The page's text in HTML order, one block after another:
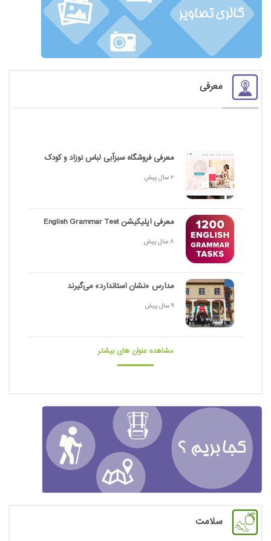
معرفی
معرفی فروشگاه سبزآبی لباس نوزاد و کودک
2 سال پیش
معرفی اپلیکیشن English Grammar Test
8 سال پیش
مدارس «نشان استاندارد» می‌گیرند
9 سال پیش
مشاهده عنوان های بیشتر
سلامت